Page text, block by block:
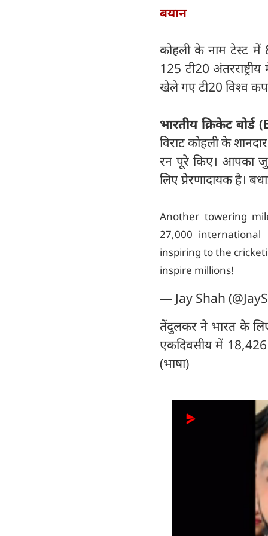
बयान
कोहली के नाम टेस्ट
125 टी20
खेले गए टी20 विश्व
भारतीय क्रिकेट
विराट कोहली के
रन पूरे किए। आपका
लिए प्रेरणादायक है।
Another towering
27,000
inspiring to the
inspire millions!
— Jay Shah
तेंदुलकर ने भारत के
एकदिवसीय में 18,426
(भाषा)